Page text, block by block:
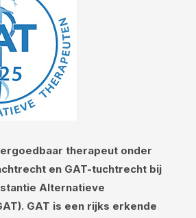
therapeut onder
en GAT-tuchtrecht bij
Alternatieve
GAT is een rijks erkende